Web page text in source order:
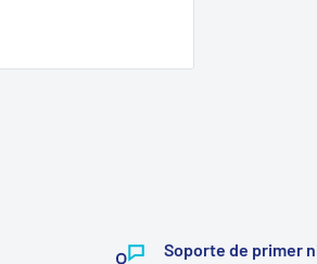
Soporte de primer